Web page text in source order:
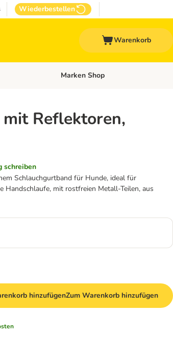
Wiederbestellen
Warenkorb
Andere HaustiereKategorie-Menü öffnen: Diätfutter
Marken Shop
Reflektoren,
schreiben
Schlauchgurtband für Hunde, ideal für
Handschlaufe, mit rostfreien Metall-Teilen, aus
hinzufügenZum Warenkorb hinzufügen